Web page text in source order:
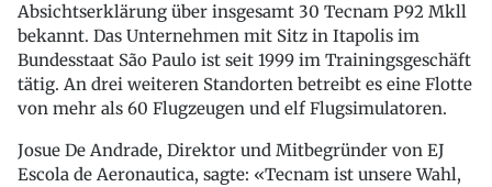
Absichtserklärung über insgesamt 30 Tecnam P92 Mkll
bekannt. Das Unternehmen mit Sitz in Itapolis im
Bundesstaat São Paulo ist seit 1999 im Trainingsgeschäft
tätig. An drei weiteren Standorten betreibt es eine Flotte
von mehr als 60 Flugzeugen und elf Flugsimulatoren.
Josue De Andrade, Direktor und Mitbegründer von EJ
Escola de Aeronautica, sagte: «Tecnam ist unsere Wahl,